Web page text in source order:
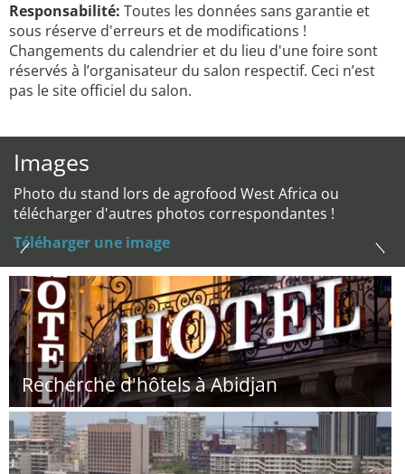
Responsabilité: Toutes les données sans garantie et
sous réserve d'erreurs et de modifications !
Changements du calendrier et du lieu d'une foire sont
réservés à l’organisateur du salon respectif. Ceci n’est
pas le site officiel du salon.
Images
Photo du stand lors de agrofood West Africa ou
télécharger d'autres photos correspondantes !
Téléharger une image
Recherche d'hôtels à Abidjan